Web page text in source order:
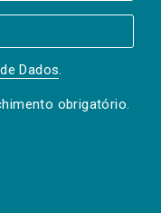
Dados.
obrigatório.